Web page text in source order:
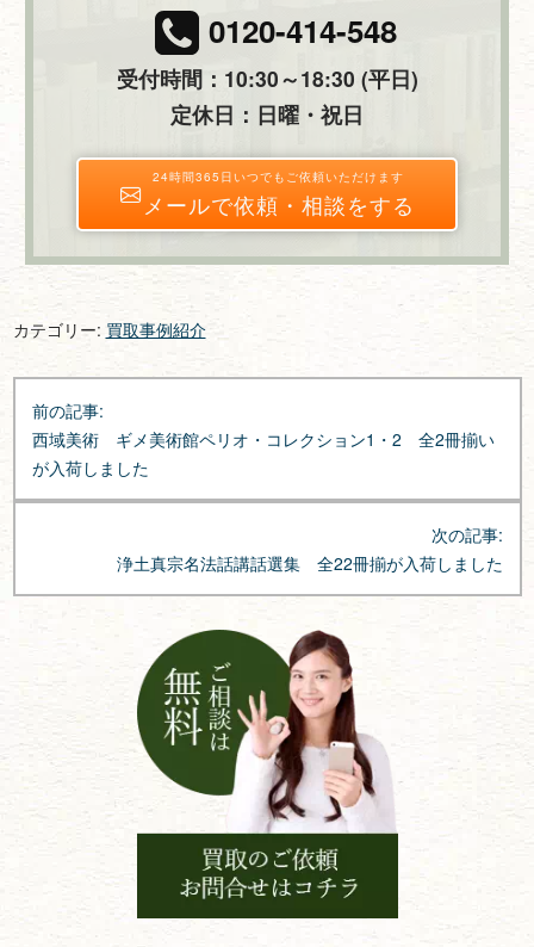
0120-414-548
受付時間：10:30～18:30 (平日)
定休日：日曜・祝日
24時間365日いつでもご依頼いただけます
メールで依頼・相談をする
カテゴリー: 買取事例紹介
投
稿
ナ
ビ
シ
前の記事:
西域美術 ギメ美術館ペリオ・コレクション1・2 全2冊揃い
が入荷しました
次の記事:
浄土真宗名法話講話選集 全22冊揃が入荷しました